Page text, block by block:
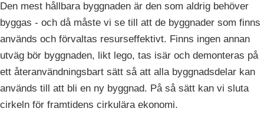
Den mest hållbara byggnaden är den som aldrig behöver
byggas - och då måste vi se till att de byggnader som finns
används och förvaltas resurseffektivt. Finns ingen annan
utväg bör byggnaden, likt lego, tas isär och demonteras på
ett återanvändningsbart sätt så att alla byggnadsdelar kan
används till att bli en ny byggnad. På så sätt kan vi sluta
cirkeln för framtidens cirkulära ekonomi.